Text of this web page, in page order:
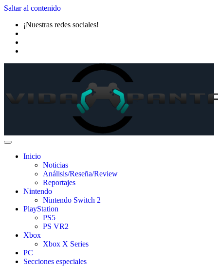
Saltar al contenido
¡Nuestras redes sociales!
Inicio
Noticias
Análisis/Reseña/Review
Reportajes
Nintendo
Nintendo Switch 2
PlayStation
PS5
PS VR2
Xbox
Xbox X Series
PC
Secciones especiales